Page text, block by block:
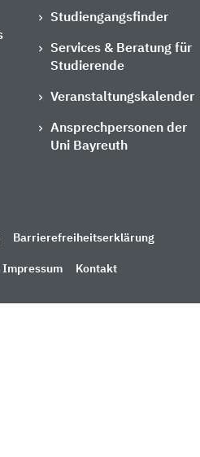
Studiengangsfinder
Services & Beratung für
Studierende
Veranstaltungskalender
Ansprechpersonen der
Uni Bayreuth
Barrierefreiheitserklärung
Impressum Kontakt